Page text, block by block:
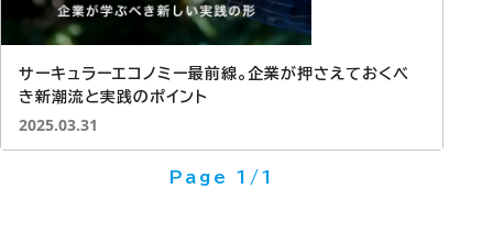
サーキュラーエコノミー最前線。企業が押さえておくべ
き新潮流と実践のポイント
投稿日：
2025.03.31
現在のページ: 1ページ中1ページ目
Page 1/1